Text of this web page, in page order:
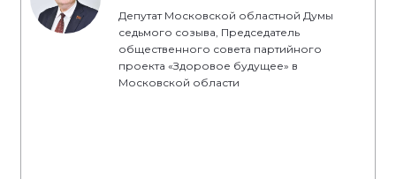
Депутат Московской областной Думы
седьмого созыва, Председатель
общественного совета партийного
проекта «Здоровое будущее» в
Московской области